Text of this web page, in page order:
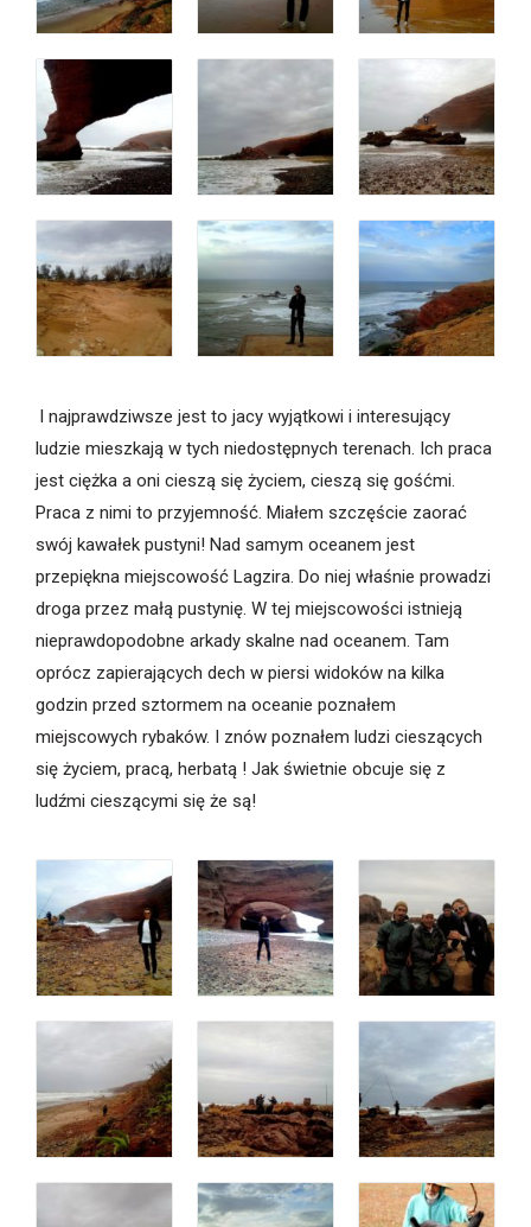
I najprawdziwsze jest to jacy wyjątkowi i interesujący
ludzie mieszkają w tych niedostępnych terenach. Ich praca
jest ciężka a oni cieszą się życiem, cieszą się gośćmi.
Praca z nimi to przyjemność. Miałem szczęście zaorać
swój kawałek pustyni! Nad samym oceanem jest
przepiękna miejscowość Lagzira. Do niej właśnie prowadzi
droga przez małą pustynię. W tej miejscowości istnieją
nieprawdopodobne arkady skalne nad oceanem. Tam
oprócz zapierających dech w piersi widoków na kilka
godzin przed sztormem na oceanie poznałem
miejscowych rybaków. I znów poznałem ludzi cieszących
się życiem, pracą, herbatą ! Jak świetnie obcuje się z
ludźmi cieszącymi się że są!